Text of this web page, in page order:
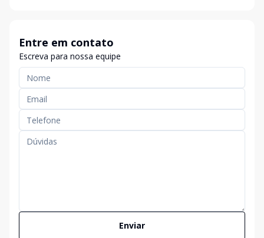
Entre em contato
Escreva para nossa equipe
Enviar